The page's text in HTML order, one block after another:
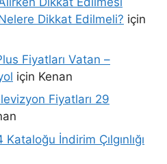
Dikkat Edilmeli? için
Fiyatları Vatan –
için Kenan
Fiyatları 29
İndirim Çılgınlığı